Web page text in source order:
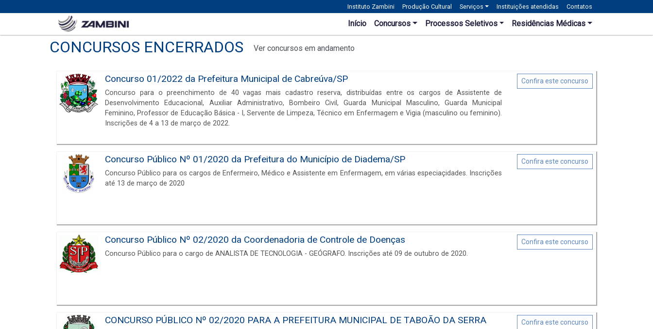
Instituto Zambini Produção Cultural Serviços Instituições atendidas Contatos
Início Concursos Processos Seletivos Residências Médicas
CONCURSOS ENCERRADOS Ver concursos em andamento
Concurso 01/2022 da Prefeitura Municipal de Cabreúva/SP
Concurso para o preenchimento de 40 vagas mais cadastro reserva, distribuídas entre os cargos de Assistente de
Desenvolvimento Educacional, Auxiliar Administrativo, Bombeiro Civil, Guarda Municipal Masculino, Guarda Municipal
Feminino, Professor de Educação Básica - I, Servente de Limpeza, Técnico em Enfermagem e Vigia (masculino ou feminino).
Inscrições de 4 a 13 de março de 2022.
Confira este concurso
Concurso Público Nº 01/2020 da Prefeitura do Município de Diadema/SP
Concurso Público para os cargos de Enfermeiro, Médico e Assistente em Enfermagem, em várias especiaçidades. Inscrições
até 13 de março de 2020
Confira este concurso
Concurso Público Nº 02/2020 da Coordenadoria de Controle de Doenças
Concurso Público para o cargo de ANALISTA DE TECNOLOGIA - GEÓGRAFO. Inscrições até 09 de outubro de 2020.
Confira este concurso
CONCURSO PÚBLICO Nº 02/2020 PARA A PREFEITURA MUNICIPAL DE TABOÃO DA SERRA Confira este concurso